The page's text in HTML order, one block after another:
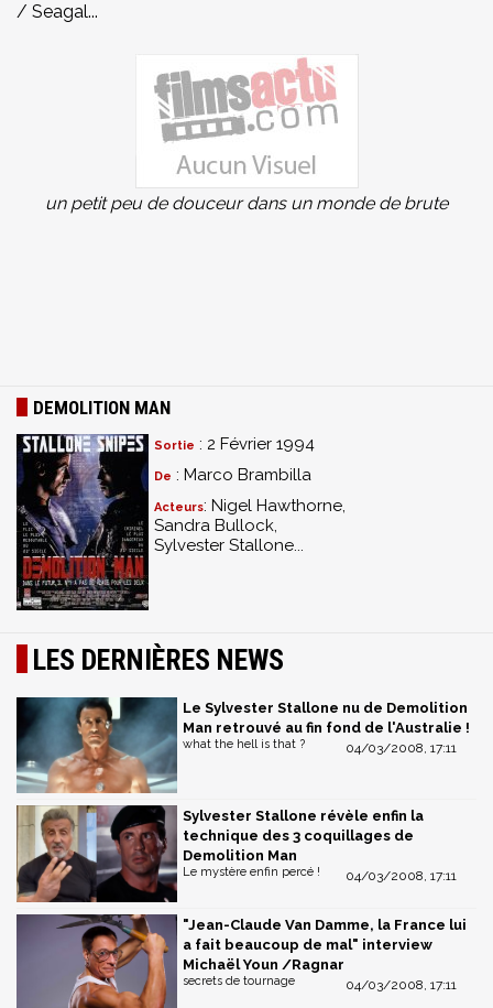
/ Seagal...
un petit peu de douceur dans un monde de brute
DEMOLITION MAN
Sortie : 2 Février 1994
De : Marco Brambilla
Acteurs: Nigel Hawthorne,
Sandra Bullock,
Sylvester Stallone...
LES DERNIÈRES NEWS
Le Sylvester Stallone nu de Demolition
Man retrouvé au fin fond de l'Australie !
04/03/2008, 17:11
what the hell is that ?
Sylvester Stallone révèle enfin la
technique des 3 coquillages de
Demolition Man
04/03/2008, 17:11
Le mystère enfin percé !
"Jean-Claude Van Damme, la France lui
a fait beaucoup de mal" interview
Michaël Youn /Ragnar
04/03/2008, 17:11
secrets de tournage